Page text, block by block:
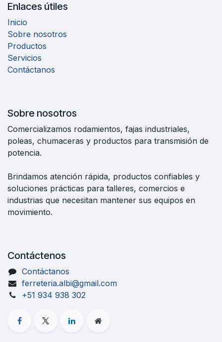
Enlaces útiles
Inicio
Sobre nosotros
Productos
Servicios
Contáctanos
Sobre nosotros
Comercializamos rodamientos, fajas industriales,
poleas, chumaceras y productos para transmisión de
potencia.
Brindamos atención rápida, productos confiables y
soluciones prácticas para talleres, comercios e
industrias que necesitan mantener sus equipos en
movimiento.
Contáctenos
Contáctanos
ferreteria.albi@gmail.com
+51 934 938 302